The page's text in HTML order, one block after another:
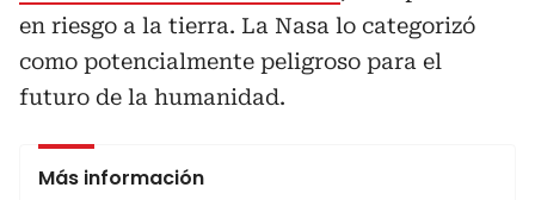
en riesgo a la tierra. La Nasa lo categorizó
como potencialmente peligroso para el
futuro de la humanidad.
Más información